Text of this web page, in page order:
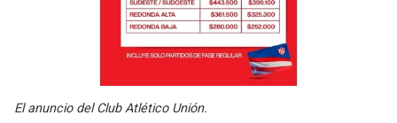
El anuncio del Club Atlético Unión.